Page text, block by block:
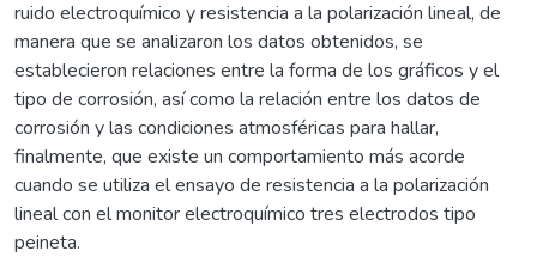
ruido electroquímico y resistencia a la polarización lineal, de
manera que se analizaron los datos obtenidos, se
establecieron relaciones entre la forma de los gráficos y el
tipo de corrosión, así como la relación entre los datos de
corrosión y las condiciones atmosféricas para hallar,
finalmente, que existe un comportamiento más acorde
cuando se utiliza el ensayo de resistencia a la polarización
lineal con el monitor electroquímico tres electrodos tipo
peineta.